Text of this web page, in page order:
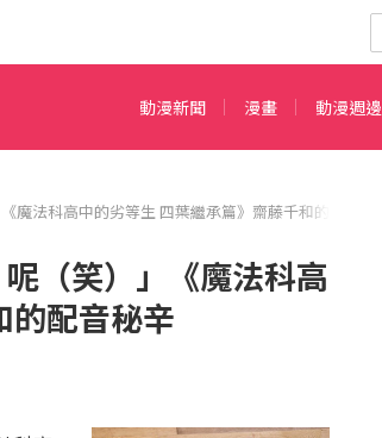
動漫新聞 漫畫 動漫週邊
魔法科高中的劣等生 四葉繼承篇》齋藤千和的配音秘辛
（笑）」《魔法科高
的配音秘辛